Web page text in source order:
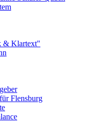
& Klartext"
Flensburg